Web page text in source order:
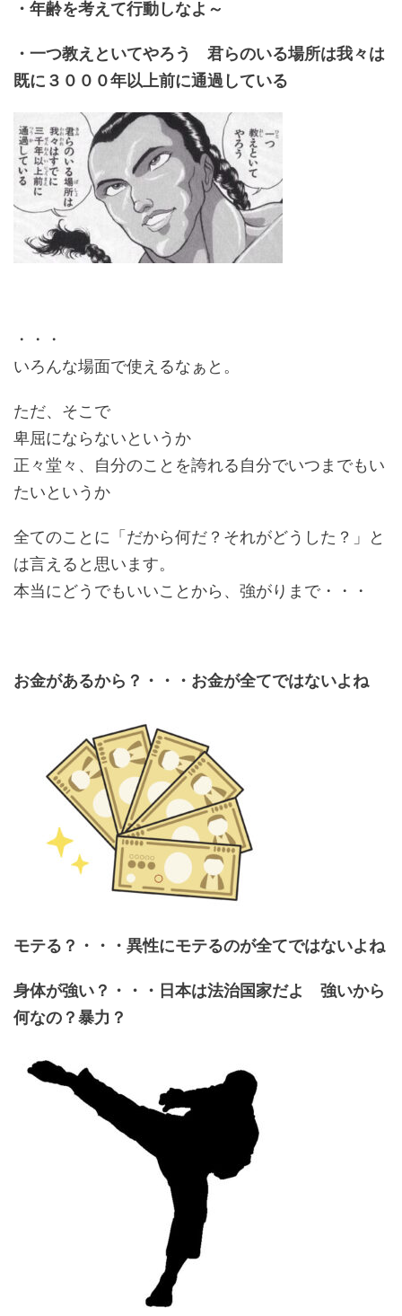
・年齢を考えて行動しなよ～
・一つ教えといてやろう 君らのいる場所は我々は
既に３０００年以上前に通過している
・・・
いろんな場面で使えるなぁと。
ただ、そこで
卑屈にならないというか
正々堂々、自分のことを誇れる自分でいつまでもい
たいというか
全てのことに「だから何だ？それがどうした？」と
は言えると思います。
本当にどうでもいいことから、強がりまで・・・
お金があるから？・・・お金が全てではないよね
モテる？・・・異性にモテるのが全てではないよね
身体が強い？・・・日本は法治国家だよ 強いから
何なの？暴力？